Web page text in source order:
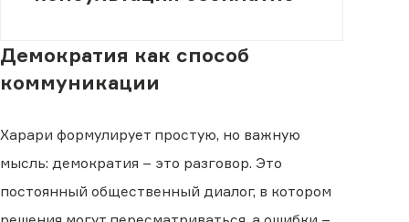
Демократия как способ
коммуникации
Харари формулирует простую, но важную
мысль: демократия – это разговор. Это
постоянный общественный диалог, в котором